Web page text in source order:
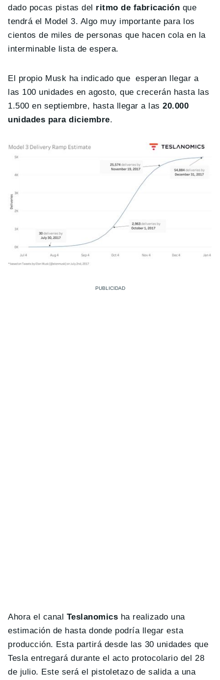
dado pocas pistas del ritmo de fabricación que
tendrá el Model 3. Algo muy importante para los
cientos de miles de personas que hacen cola en la
interminable lista de espera.
El propio Musk ha indicado que esperan llegar a
las 100 unidades en agosto, que crecerán hasta las
1.500 en septiembre, hasta llegar a las20.000
unidades para diciembre.
Ahora el canal Teslanomics ha realizado una
estimación de hasta donde podría llegar esta
producción. Esta partirá desde las 30 unidades que
Tesla entregará durante el acto protocolario del 28
de julio. Este será el pistoletazo de salida a una